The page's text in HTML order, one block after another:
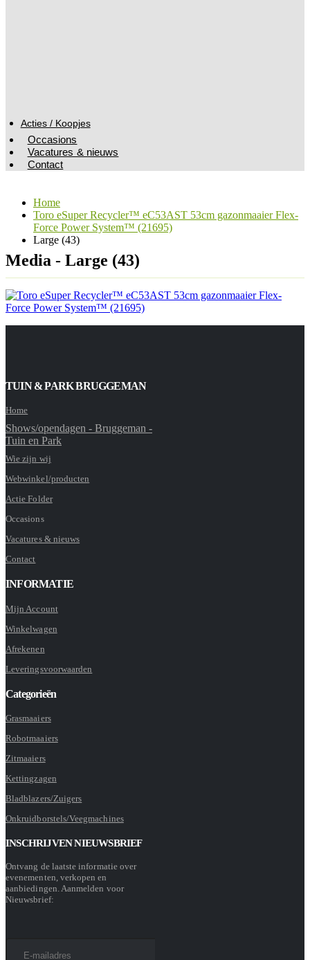
Acties / Koopjes
Occasions
Vacatures & nieuws
Contact
Home
Toro eSuper Recycler™ eC53AST 53cm gazonmaaier Flex-
Force Power System™ (21695)
Large (43)
Media - Large (43)
TUIN & PARK BRUGGEMAN
Home
Shows/opendagen - Bruggeman -
Tuin en Park
Wie zijn wij
Webwinkel/producten
Actie Folder
Occasions
Vacatures & nieuws
Contact
INFORMATIE
Mijn Account
Winkelwagen
Afrekenen
Leveringsvoorwaarden
Categorieën
Grasmaaiers
Robotmaaiers
Zitmaaiers
Kettingzagen
Bladblazers/Zuigers
Onkruidborstels/Veegmachines
INSCHRIJVEN NIEUWSBRIEF
Ontvang de laatste informatie over
evenementen, verkopen en
aanbiedingen. Aanmelden voor
Nieuwsbrief: